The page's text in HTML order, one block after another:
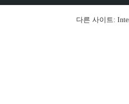
다른 사이트: